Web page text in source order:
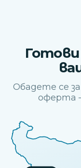
Обадете се
оферта